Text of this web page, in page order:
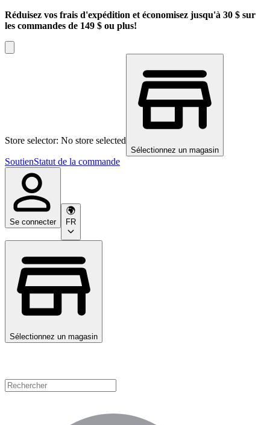
Réduisez vos frais d'expédition et économisez jusqu'à 30 $ sur
les commandes de 149 $ ou plus!
Store selector: No store selected
Sélectionnez un magasin
SoutienStatut de la commande
Se connecter FR
Sélectionnez un magasin